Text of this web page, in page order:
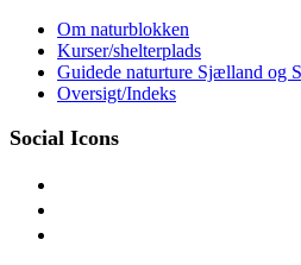
Skip
content
Om naturblokken
Kurser/shelterplads
Guidede naturture Sjælland og
Oversigt/Indeks
Social Icons